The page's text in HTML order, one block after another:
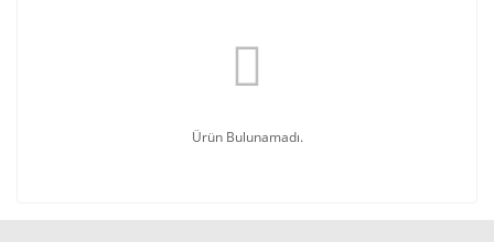
Ürün Bulunamadı.